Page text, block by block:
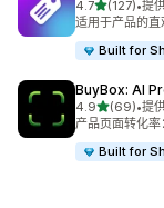
4.7星（满分 5
(127)
总共 127 条评论
•提
适用于产品的
Built for
BuyBox: AI
4.9星（满分 5
(69)
总共 69 条评论
•提
产品页面转化
Built for